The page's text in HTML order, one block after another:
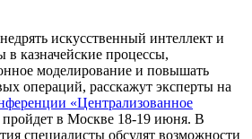
искусственный интеллект и
казначейские процессы,
моделирование и повышать
операций, расскажут эксперты на
«Централизованное
пройдет в Москве 18-19 июня. В
специалисты обсудят возможности